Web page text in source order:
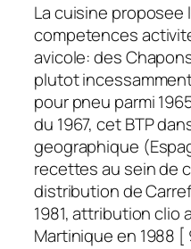
La cuisine proposee
competences
avicole: des
plutot
pour pneu parmi
du 1967, cet BTP
geographique
recettes au sein de
distribution de
1981, attribution
Martinique en 1988 [